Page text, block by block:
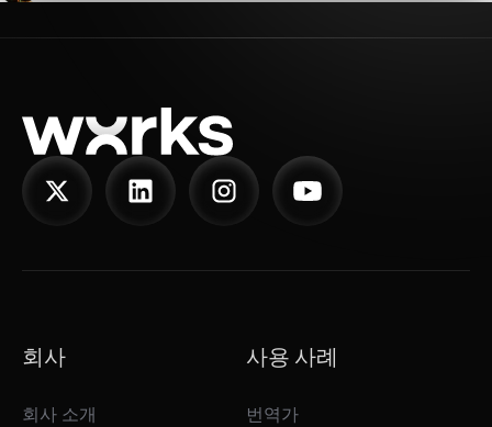
회사
회사 소개
사용 사례
번역가